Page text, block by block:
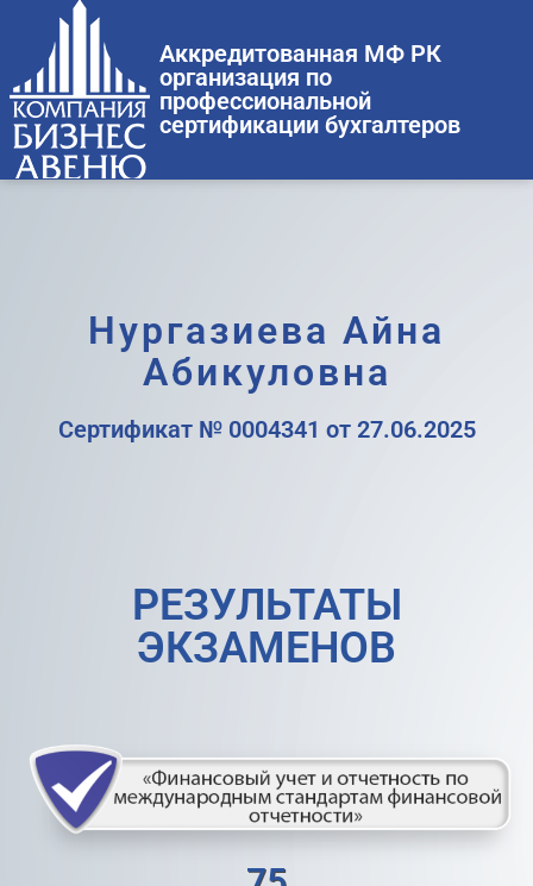
Аккредитованная МФ РК
организация по
профессиональной
сертификации бухгалтеров
Нургазиева Айна
Абикуловна
Сертификат № 0004341 от 27.06.2025
РЕЗУЛЬТАТЫ
ЭКЗАМЕНОВ